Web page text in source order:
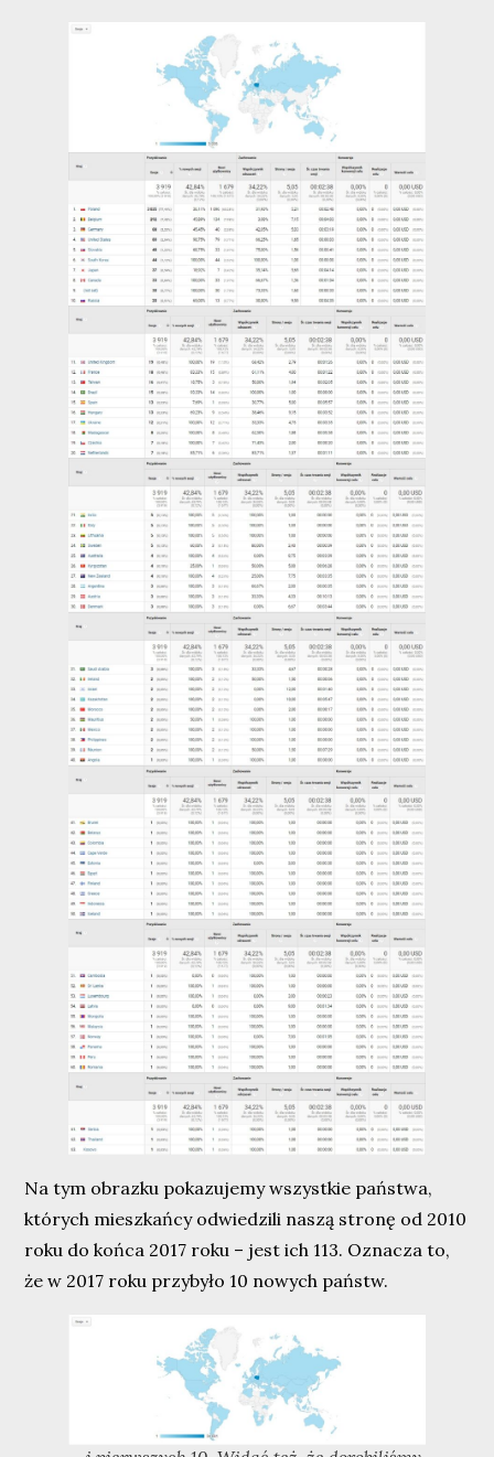
Na tym obrazku pokazujemy wszystkie państwa,
których mieszkańcy odwiedzili naszą stronę od 2010
roku do końca 2017 roku – jest ich 113. Oznacza to,
że w 2017 roku przybyło 10 nowych państw.